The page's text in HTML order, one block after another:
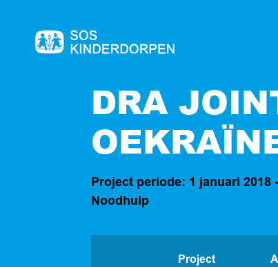
Naar
DRA
Project periode: 1 januari 2018
Noodhulp
Project